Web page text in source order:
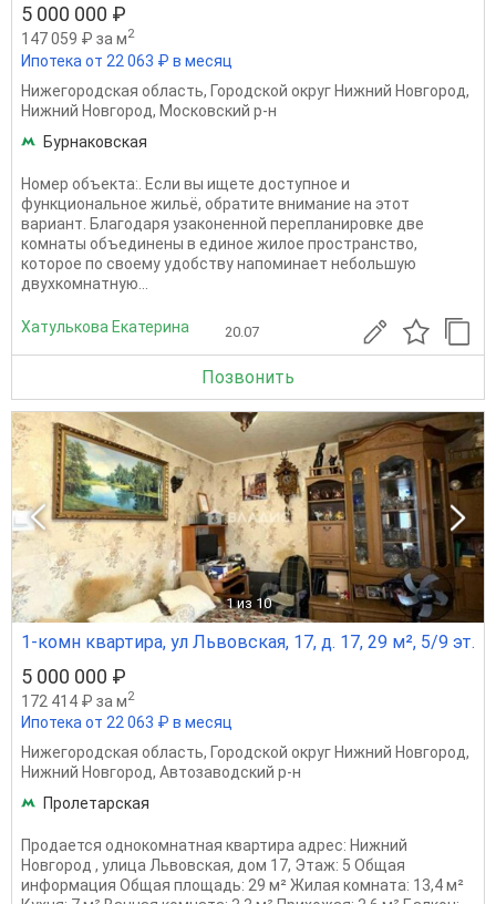
5 000 000 ₽
147 059 ₽ за м2
Ипотека от 22 063 ₽ в месяц
Нижегородская область, Городской округ Нижний Новгород,
Нижний Новгород, Московский р-н
Бурнаковская
Номер объекта:. Если вы ищете доступное и
функциональное жильё, обратите внимание на этот
вариант. Благодаря узаконенной перепланировке две
комнаты объединены в единое жилое пространство,
которое по своему удобству напоминает небольшую
двухкомнатную...
Хатулькова Екатерина 20.07
Позвонить
1 из 10
1-комн квартира, ул Львовская, 17, д. 17, 29 м², 5/9 эт.
5 000 000 ₽
172 414 ₽ за м2
Ипотека от 22 063 ₽ в месяц
Нижегородская область, Городской округ Нижний Новгород,
Нижний Новгород, Автозаводский р-н
Пролетарская
Продается однокомнатная квартира адрес: Нижний
Новгород , улица Львовская, дом 17, Этаж: 5 Общая
информация Общая площадь: 29 м² Жилая комната: 13,4 м²